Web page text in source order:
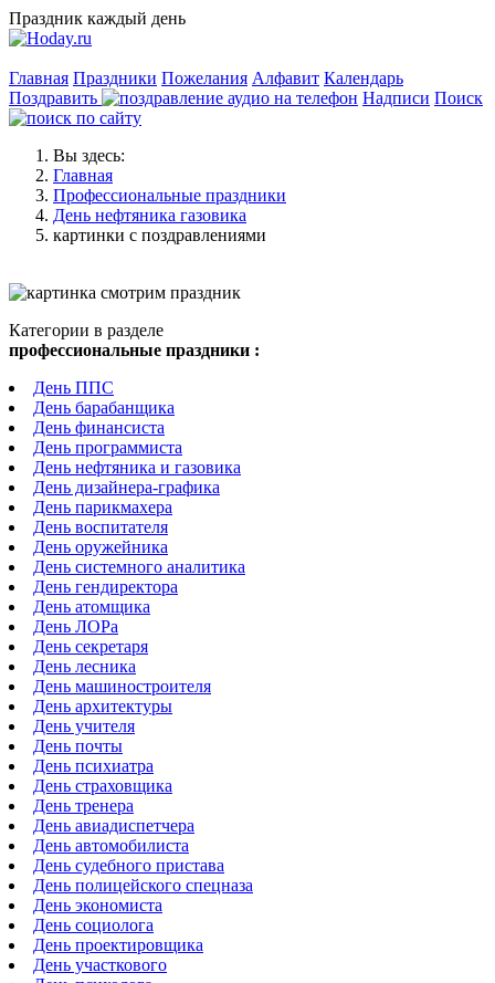
Праздник каждый день
Главная Праздники Пожелания Алфавит Календарь
Поздравить
Надписи Поиск
Вы здесь:
Главная
Профессиональные праздники
День нефтяника газовика
картинки с поздравлениями
Категории в разделе
профессиональные праздники :
День ППС
День барабанщика
День финансиста
День программиста
День нефтяника и газовика
День дизайнера-графика
День парикмахера
День воспитателя
День оружейника
День системного аналитика
День гендиректора
День атомщика
День ЛОРа
День секретаря
День лесника
День машиностроителя
День архитектуры
День учителя
День почты
День психиатра
День страховщика
День тренера
День авиадиспетчера
День автомобилиста
День судебного пристава
День полицейского спецназа
День экономиста
День социолога
День проектировщика
День участкового